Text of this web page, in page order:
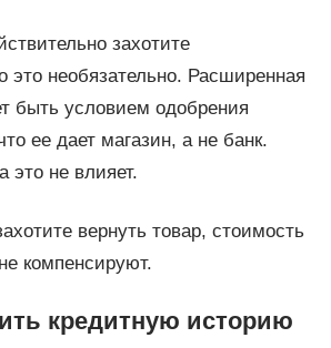
захотите
это необязательно. Расширенная
быть условием одобрения
ее дает магазин, а не банк.
это не влияет.
вернуть товар, стоимость
компенсируют.
кредитную историю